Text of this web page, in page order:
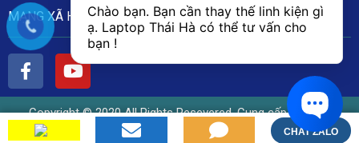
MẠNG XÃ HỘI
Copyright © 2020 All Rights Resevered. Cung cấp bởi Linh
Kiện Laptop Thái Hà
CHAT ZALO
Chào bạn. Bạn cần thay thế linh kiện gì
ạ. Laptop Thái Hà có thể tư vấn cho
bạn !